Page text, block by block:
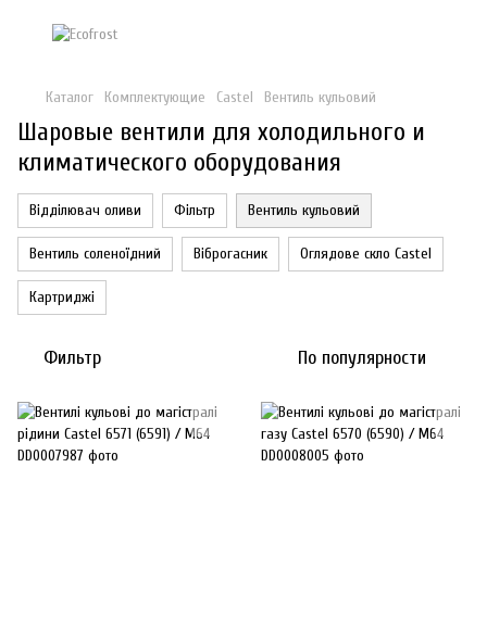
Каталог Комплектующие Castel Вентиль кульовий
Шаровые вентили для холодильного и
климатического оборудования
Відділювач оливи Фільтр Вентиль кульовий
Вентиль соленоїдний Віброгасник Оглядове скло Castel
Картриджі
Фильтр По популярности